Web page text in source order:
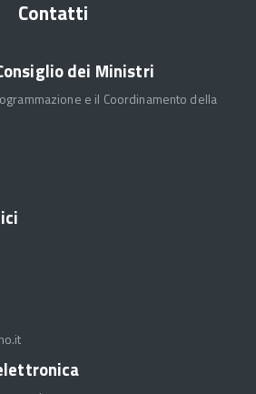
Contatti
dei Ministri
e il Coordinamento della